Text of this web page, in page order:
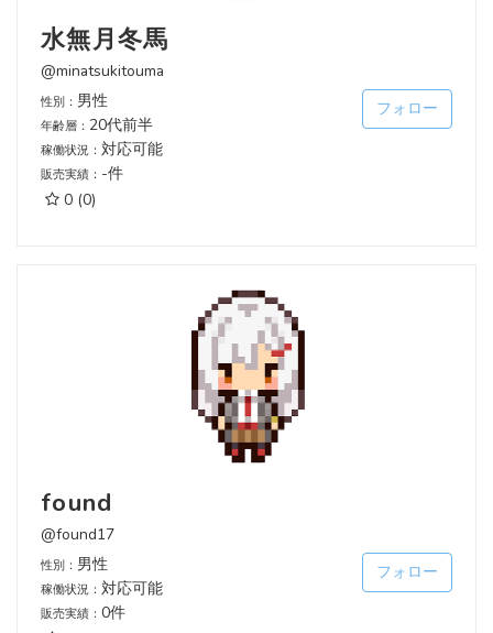
水無月冬馬
@minatsukitouma
性別： 男性
年齢層： 20代前半
稼働状況： 対応可能
販売実績： -件
0 (0)
フォロー
found
@found17
性別： 男性
稼働状況： 対応可能
販売実績： 0件
フォロー